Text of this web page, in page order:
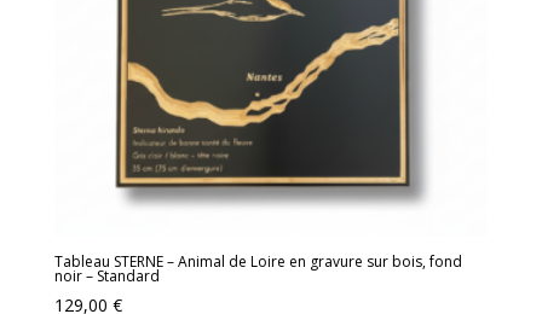
Tableau STERNE – Animal de Loire en gravure sur bois, fond
noir – Standard
129,00 €